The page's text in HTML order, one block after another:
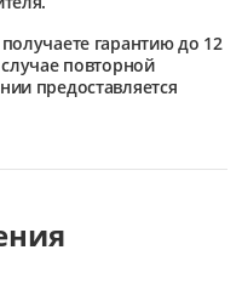
гарантию до 12
повторной
предоставляется